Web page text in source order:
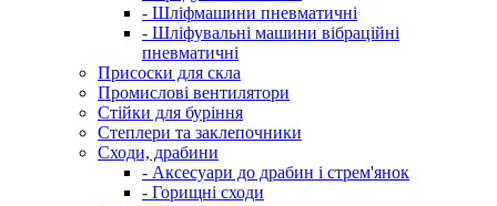
- Шліфмашини пневматичні
- Шліфувальні машини вібраційні
пневматичні
Присоски для скла
Промислові вентилятори
Стійки для буріння
Степлери та заклепочники
Сходи, драбини
- Аксесуари до драбин і стрем'янок
- Горищні сходи